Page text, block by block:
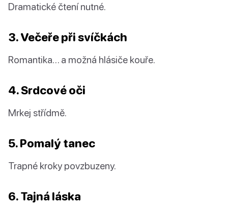
Dramatické čtení nutné.
3. Večeře při svíčkách
Romantika… a možná hlásiče kouře.
4. Srdcové oči
Mrkej střídmě.
5. Pomalý tanec
Trapné kroky povzbuzeny.
6. Tajná láska